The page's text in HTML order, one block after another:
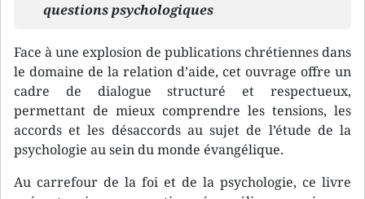
questions psychologiques
Face à une explosion de publications chrétiennes dans
le domaine de la relation d’aide, cet ouvrage offre un
cadre de dialogue structuré et respectueux,
permettant de mieux comprendre les tensions, les
accords et les désaccords au sujet de l’étude de la
psychologie au sein du monde évangélique.
Au carrefour de la foi et de la psychologie, ce livre